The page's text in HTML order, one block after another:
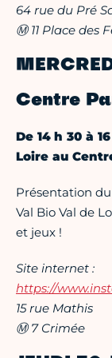
64 rue du Pré
Ⓜ 11 Place des
Centre
De 14 h 30 à
Loire au
Présentation
Val Bio Val de
et jeux !
Site internet :
https://
15 rue Mathis
Ⓜ 7 Crimée